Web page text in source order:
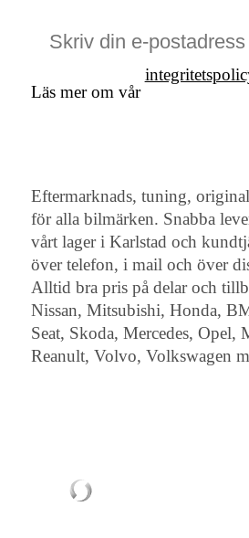
Läs mer om vår
Eftermarknads, tuning,
för alla bilmärken. Snabba
vårt lager i Karlstad och
över telefon, i mail och över
Alltid bra pris på delar och
Nissan, Mitsubishi, Honda,
Seat, Skoda, Mercedes, Opel,
Reanult, Volvo, Volkswagen